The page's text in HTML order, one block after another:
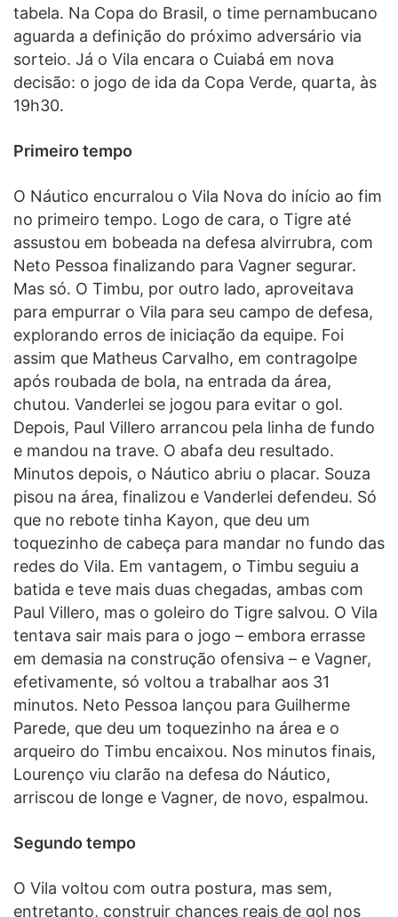
tabela. Na Copa do Brasil, o time pernambucano
aguarda a definição do próximo adversário via
sorteio. Já o Vila encara o Cuiabá em nova
decisão: o jogo de ida da Copa Verde, quarta, às
19h30.
Primeiro tempo
O Náutico encurralou o Vila Nova do início ao fim
no primeiro tempo. Logo de cara, o Tigre até
assustou em bobeada na defesa alvirrubra, com
Neto Pessoa finalizando para Vagner segurar.
Mas só. O Timbu, por outro lado, aproveitava
para empurrar o Vila para seu campo de defesa,
explorando erros de iniciação da equipe. Foi
assim que Matheus Carvalho, em contragolpe
após roubada de bola, na entrada da área,
chutou. Vanderlei se jogou para evitar o gol.
Depois, Paul Villero arrancou pela linha de fundo
e mandou na trave. O abafa deu resultado.
Minutos depois, o Náutico abriu o placar. Souza
pisou na área, finalizou e Vanderlei defendeu. Só
que no rebote tinha Kayon, que deu um
toquezinho de cabeça para mandar no fundo das
redes do Vila. Em vantagem, o Timbu seguiu a
batida e teve mais duas chegadas, ambas com
Paul Villero, mas o goleiro do Tigre salvou. O Vila
tentava sair mais para o jogo – embora errasse
em demasia na construção ofensiva – e Vagner,
efetivamente, só voltou a trabalhar aos 31
minutos. Neto Pessoa lançou para Guilherme
Parede, que deu um toquezinho na área e o
arqueiro do Timbu encaixou. Nos minutos finais,
Lourenço viu clarão na defesa do Náutico,
arriscou de longe e Vagner, de novo, espalmou.
Segundo tempo
O Vila voltou com outra postura, mas sem,
entretanto, construir chances reais de gol nos